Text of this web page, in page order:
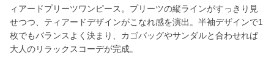
ィアードプリーツワンピース。プリーツの縦ラインがすっきり見
せつつ、ティアードデザインがこなれ感を演出。半袖デザインで1
枚でもバランスよく決まり、カゴバッグやサンダルと合わせれば
大人のリラックスコーデが完成。